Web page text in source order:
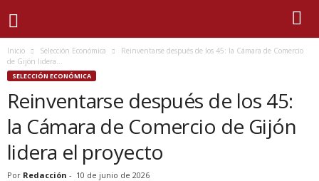
Inicio Selección Económica
Reinventarse después de los 45: la Cámara de Comercio
de Gijón lidera...
SELECCIÓN ECONÓMICA
Reinventarse después de los 45:
la Cámara de Comercio de Gijón
lidera el proyecto
Por Redacción - 10 de junio de 2026